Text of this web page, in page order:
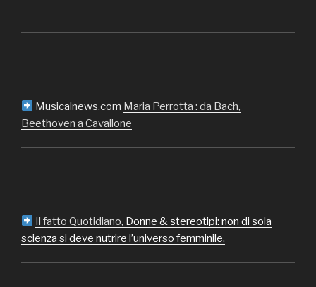
Musicalnews.com Maria Perrotta : da Bach,
Beethoven a Cavallone
Il fatto Quotidiano, Donne & stereotipi: non di sola
scienza si deve nutrire l’universo femminile.